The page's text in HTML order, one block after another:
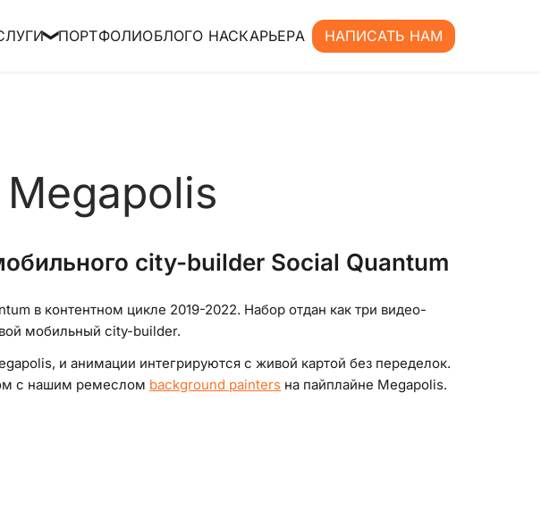
❯ПОРТФОЛИОБЛОГО НАСКАРЬЕРА НАПИСАТЬ НАМ
city-builder Social Quantum
в контентном цикле 2019-2022. Набор отдан как три видео-
мобильный city-builder.
и анимации интегрируются с живой картой без переделок.
с нашим ремеслом background painters на пайплайне Megapolis.